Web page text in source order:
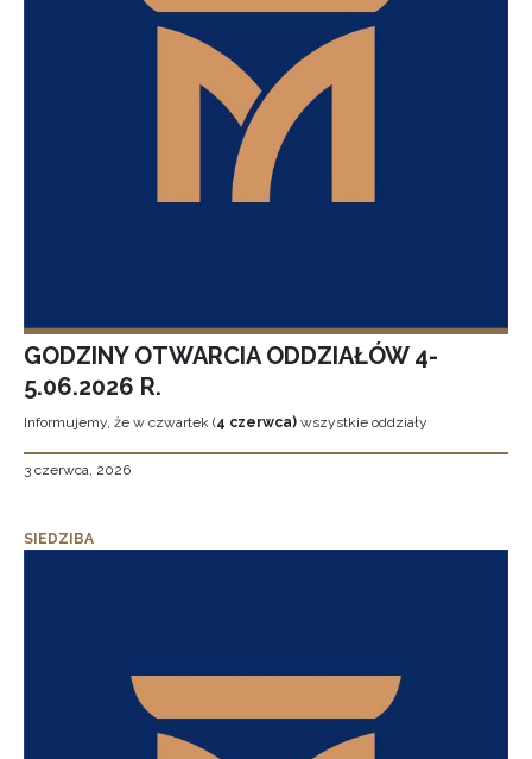
GODZINY OTWARCIA ODDZIAŁÓW 4-
5.06.2026 R.
Informujemy, że w czwartek (4 czerwca) wszystkie oddziały
3 czerwca, 2026
SIEDZIBA